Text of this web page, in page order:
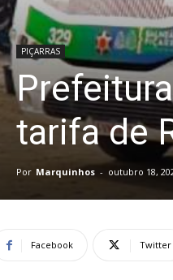
PIÇARRAS
tarifa de
Por Marquinhos - outubro 18,
Facebook Twitter